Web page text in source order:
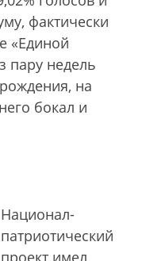
фактически
«Единой
пару недель
на
бокал и
Национал-
патриотический